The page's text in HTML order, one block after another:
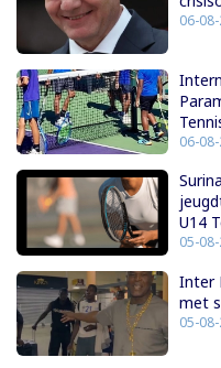
06-
06-
U14
05-
Inter
met
05-